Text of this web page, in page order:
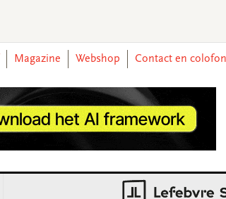
Magazine Webshop Contact en colofon